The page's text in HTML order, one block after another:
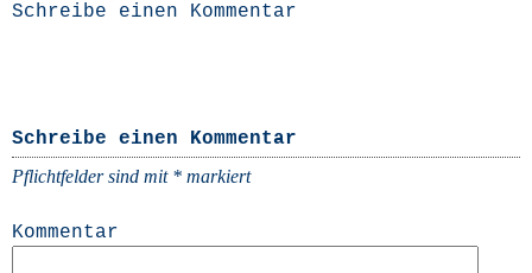
Schreibe einen Kommentar
Schreibe einen Kommentar
Pflichtfelder sind mit * markiert
Kommentar